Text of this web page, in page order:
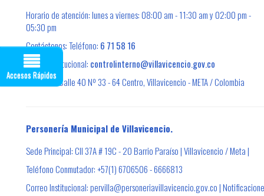
Horario de atención: lunes a viernes: 08:00 am - 11:30 am y 02:00 pm -
05:30 pm
Contáctenos: Teléfono: 6 71 58 16
Correo institucional: controlinterno@villavicencio.gov.co
Dirección: Calle 40 Nº 33 - 64 Centro, Villavicencio - META / Colombia
Personería Municipal de Villavicencio.
Sede Principal: Cll 37A # 19C - 20 Barrio Paraíso | Villavicencio / Meta |
Teléfono Conmutador: +57(1) 6706506 - 6666813
Correo Institucional: pervilla@personeriavillavicencio.gov.co |
Accesos Rápidos